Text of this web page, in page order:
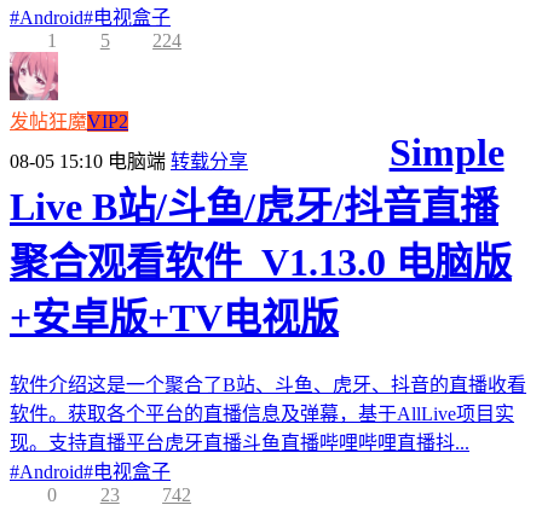
#Android#电视盒子
1
5 224
发帖狂魔VIP2
08-05 15:10 电脑端 转载分享
Simple
Live B站/斗鱼/虎牙/抖音直播
聚合观看软件_V1.13.0 电脑版
+安卓版+TV电视版
软件介绍这是一个聚合了B站、斗鱼、虎牙、抖音的直播收看
软件。获取各个平台的直播信息及弹幕，基于AllLive项目实
现。支持直播平台虎牙直播斗鱼直播哔哩哔哩直播抖...
#Android#电视盒子
0
23 742